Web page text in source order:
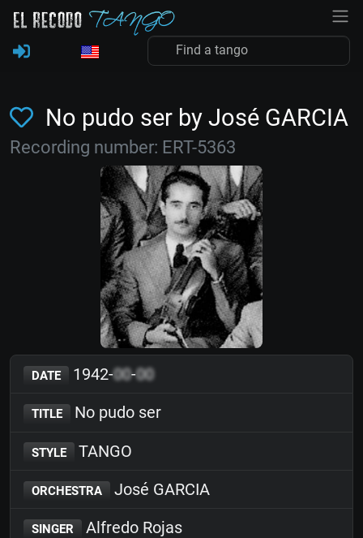
No pudo ser by José GARCIA
Recording number: ERT-5363
DATE 1942-00-00
TITLE No pudo ser
STYLE TANGO
ORCHESTRA José GARCIA
SINGER Alfredo Rojas